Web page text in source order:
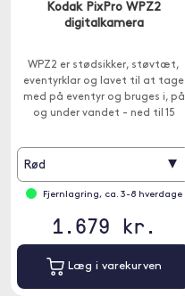
Kodak PixPro WPZ2
digitalkamera
WPZ2 er stødsikker, støvtæt,
eventyrklar og lavet til at tage
med på eventyr og bruges i, på
og under vandet - ned til 15
Rød ▾
Fjernlagring, ca. 3-8 hverdage
1.679 kr.
Læg i varekurven